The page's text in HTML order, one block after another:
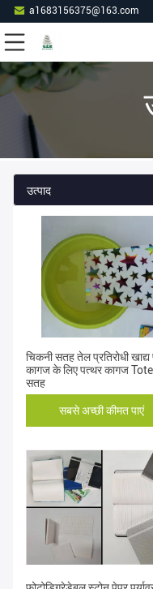
a1683156375@163.com
उत्पाद
चिकनी सतह तेल प्रतिरोधी
कागज के लिए पत्थर कागज
सतह
सबसे अच्छी कीमत पाएं